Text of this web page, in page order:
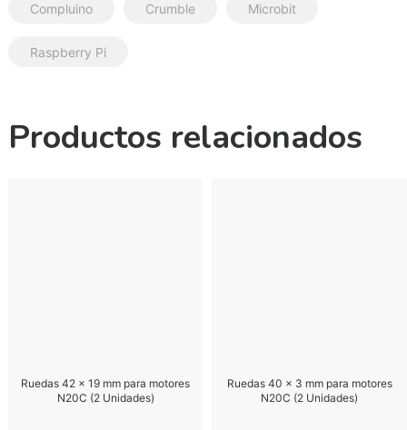
Compluino Crumble Microbit
Raspberry Pi
Productos relacionados
Ruedas 42 x 19 mm para motores
N20C (2 Unidades)
Ruedas 40 x 3 mm para motores
N20C (2 Unidades)